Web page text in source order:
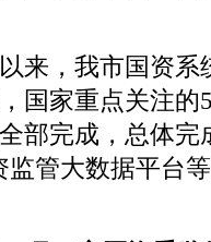
来，我市国资系
国家重点关注的
部完成，总体完
监管大数据平台